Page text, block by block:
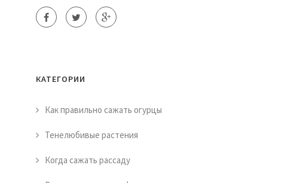
КАТЕГОРИИ
Как правильно сажать огурцы
Тенелюбивые растения
Когда сажать рассаду